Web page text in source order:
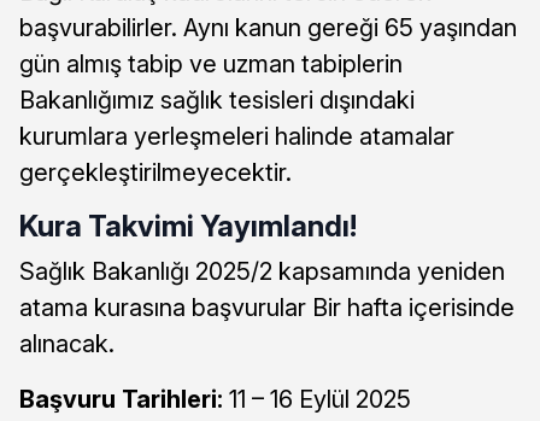
başvurabilirler. Aynı kanun gereği 65 yaşından
gün almış tabip ve uzman tabiplerin
Bakanlığımız sağlık tesisleri dışındaki
kurumlara yerleşmeleri halinde atamalar
gerçekleştirilmeyecektir.
Kura Takvimi Yayımlandı!
Sağlık Bakanlığı 2025/2 kapsamında yeniden
atama kurasına başvurular Bir hafta içerisinde
alınacak.
Başvuru Tarihleri: 11 – 16 Eylül 2025